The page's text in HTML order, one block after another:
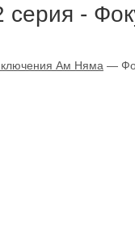
-
Ам Няма —